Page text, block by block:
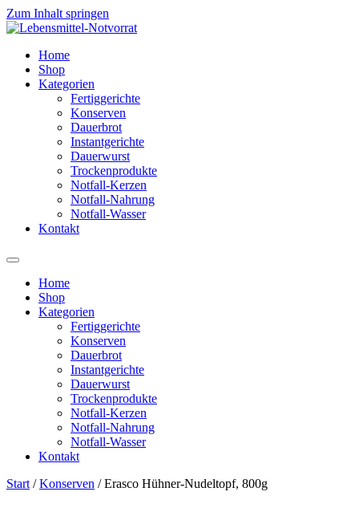
Zum Inhalt springen
Home
Shop
Kategorien
Fertiggerichte
Konserven
Dauerbrot
Instantgerichte
Dauerwurst
Trockenprodukte
Notfall-Kerzen
Notfall-Nahrung
Notfall-Wasser
Kontakt
Home
Shop
Kategorien
Fertiggerichte
Konserven
Dauerbrot
Instantgerichte
Dauerwurst
Trockenprodukte
Notfall-Kerzen
Notfall-Nahrung
Notfall-Wasser
Kontakt
Start /Konserven / Erasco Hühner-Nudeltopf, 800g